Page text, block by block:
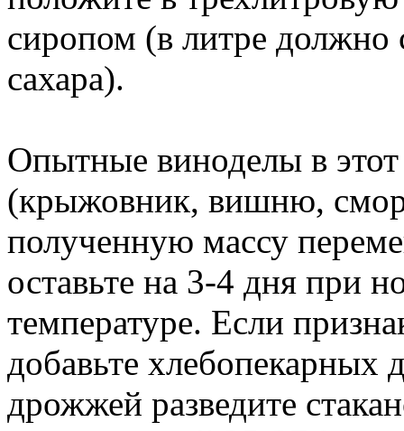
сиропом (в литре должно
сахара).
Опытные виноделы в
(крыжовник, вишню,
полученную массу
оставьте на 3-4 дня при
температуре. Если
добавьте хлебопекарных
дрожжей разведите